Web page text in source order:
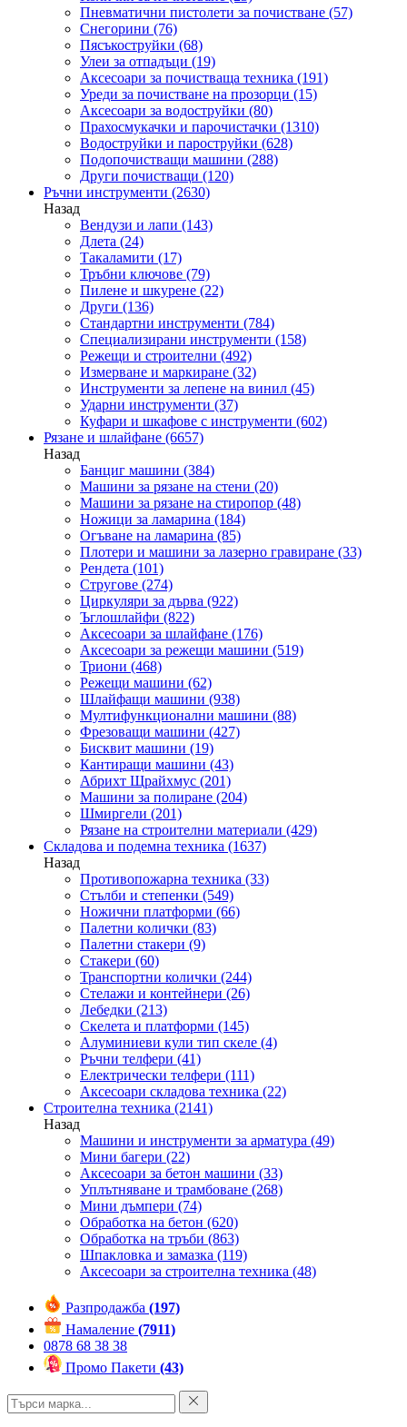
Пневматични пистолети за почистване (57)
Снегорини (76)
Пясъкоструйки (68)
Улеи за отпадъци (19)
Аксесоари за почистваща техника (191)
Уреди за почистване на прозорци (15)
Аксесоари за водоструйки (80)
Прахосмукачки и парочистачки (1310)
Водоструйки и пароструйки (628)
Подопочистващи машини (288)
Други почистващи (120)
Ръчни инструменти (2630)
Назад
Вендузи и лапи (143)
Длета (24)
Такаламити (17)
Тръбни ключове (79)
Пилене и шкурене (22)
Други (136)
Стандартни инструменти (784)
Специализирани инструменти (158)
Режещи и строителни (492)
Измерване и маркиране (32)
Инструменти за лепене на винил (45)
Ударни инструменти (37)
Куфари и шкафове с инструменти (602)
Рязане и шлайфане (6657)
Назад
Банциг машини (384)
Машини за рязане на стени (20)
Машини за рязане на стиропор (48)
Ножици за ламарина (184)
Огъване на ламарина (85)
Плотери и машини за лазерно гравиране (33)
Рендета (101)
Стругове (274)
Циркуляри за дърва (922)
Ъглошлайфи (822)
Аксесоари за шлайфане (176)
Аксесоари за режещи машини (519)
Триони (468)
Режещи машини (62)
Шлайфащи машини (938)
Мултифункционални машини (88)
Фрезоващи машини (427)
Бисквит машини (19)
Кантиращи машини (43)
Абрихт Щрайхмус (201)
Машини за полиране (204)
Шмиргели (201)
Рязане на строителни материали (429)
Складова и подемна техника (1637)
Назад
Противопожарна техника (33)
Стълби и степенки (549)
Ножични платформи (66)
Палетни колички (83)
Палетни стакери (9)
Стакери (60)
Транспортни колички (244)
Стелажи и контейнери (26)
Лебедки (213)
Скелета и платформи (145)
Алуминиеви кули тип скеле (4)
Ръчни телфери (41)
Електрически телфери (111)
Аксесоари складова техника (22)
Строителна техника (2141)
Назад
Машини и инструменти за арматура (49)
Мини багери (22)
Аксесоари за бетон машини (33)
Уплътняване и трамбоване (268)
Мини дъмпери (74)
Обработка на бетон (620)
Обработка на тръби (863)
Шпакловка и замазка (119)
Аксесоари за строителна техника (48)
Разпродажба (197)
Намаление (7911)
0878 68 38 38
Промо Пакети (43)